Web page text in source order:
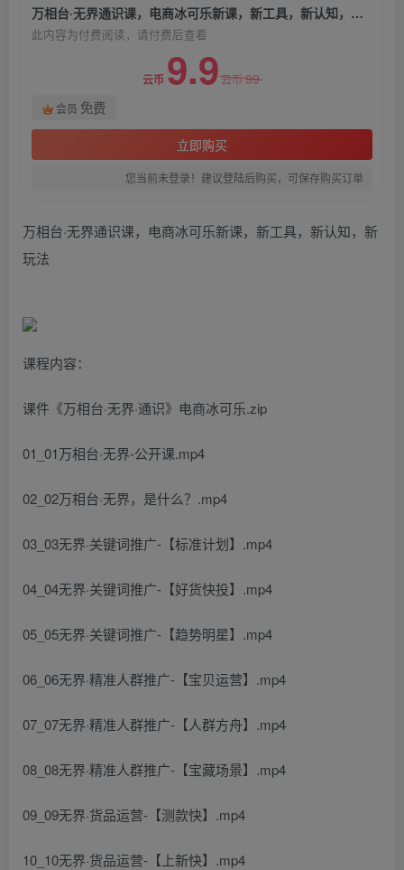
万相台·无界通识课，电商冰可乐新课，新工具，新认知，新玩法
此内容为付费阅读，请付费后查看
云币 9.9云币99
会员 免费
立即购买
您当前未登录！建议登陆后购买，可保存购买订单
万相台·无界通识课，电商冰可乐新课，新工具，新认知，新
玩法
课程内容：
课件《万相台·无界·通识》电商冰可乐.zip
01_01万相台·无界-公开课.mp4
02_02万相台·无界，是什么？.mp4
03_03无界·关键词推广-【标准计划】.mp4
04_04无界·关键词推广-【好货快投】.mp4
05_05无界·关键词推广-【趋势明星】.mp4
06_06无界·精准人群推广-【宝贝运营】.mp4
07_07无界·精准人群推广-【人群方舟】.mp4
08_08无界·精准人群推广-【宝藏场景】.mp4
09_09无界·货品运营-【测款快】.mp4
10_10无界·货品运营-【上新快】.mp4